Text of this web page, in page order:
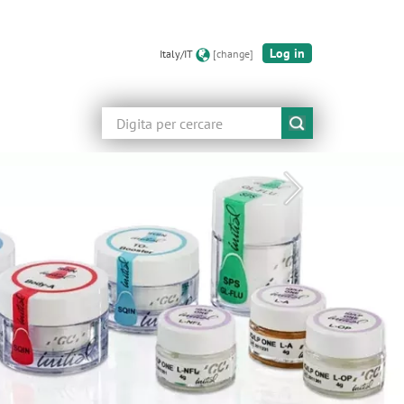
Italy/IT [change] Log in
Cerca